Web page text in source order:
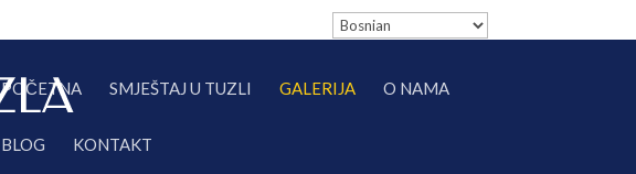
POČETNA SMJEŠTAJ U TUZLI GALERIJA O NAMA
BLOG KONTAKT